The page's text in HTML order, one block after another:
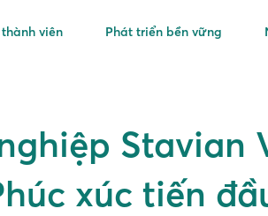
viên Phát triển bền vững
Stavian
xúc tiến